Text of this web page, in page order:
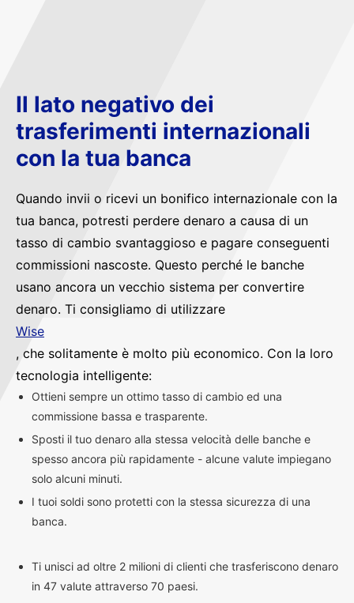
Il lato negativo dei
trasferimenti internazionali
con la tua banca
Quando invii o ricevi un bonifico internazionale con la
tua banca, potresti perdere denaro a causa di un
tasso di cambio svantaggioso e pagare conseguenti
commissioni nascoste. Questo perché le banche
usano ancora un vecchio sistema per convertire
denaro. Ti consigliamo di utilizzare
Wise
, che solitamente è molto più economico. Con la loro
tecnologia intelligente:
Ottieni sempre un ottimo tasso di cambio ed una
commissione bassa e trasparente.
Sposti il tuo denaro alla stessa velocità delle banche e
spesso ancora più rapidamente - alcune valute impiegano
solo alcuni minuti.
I tuoi soldi sono protetti con la stessa sicurezza di una
banca.
Ti unisci ad oltre 2 milioni di clienti che trasferiscono denaro
in 47 valute attraverso 70 paesi.